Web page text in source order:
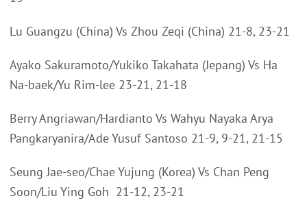
Lu Guangzu (China) Vs Zhou Zeqi (China) 21-8, 23-21
Ayako Sakuramoto/Yukiko Takahata (Jepang) Vs Ha
Na-baek/Yu Rim-lee 23-21, 21-18
Berry Angriawan/Hardianto Vs Wahyu Nayaka Arya
Pangkaryanira/Ade Yusuf Santoso 21-9, 9-21, 21-15
Seung Jae-seo/Chae Yujung (Korea) Vs Chan Peng
Soon/Liu Ying Goh 21-12, 23-21